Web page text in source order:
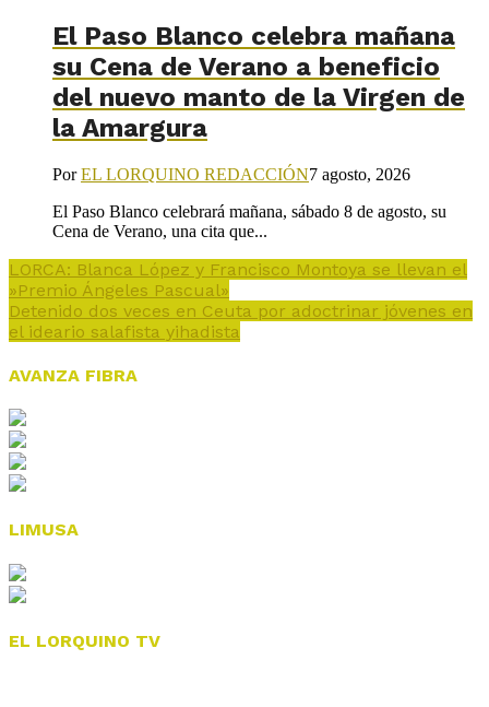
El Paso Blanco celebra mañana
su Cena de Verano a beneficio
del nuevo manto de la Virgen de
la Amargura
PorEL LORQUINO REDACCIÓN7 agosto, 2026
El Paso Blanco celebrará mañana, sábado 8 de agosto, su
Cena de Verano, una cita que...
LORCA: Blanca López y Francisco Montoya se llevan el
»Premio Ángeles Pascual»
Detenido dos veces en Ceuta por adoctrinar jóvenes en
el ideario salafista yihadista
AVANZA FIBRA
LIMUSA
EL LORQUINO TV